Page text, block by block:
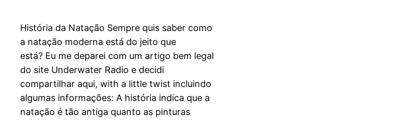
História da Natação Sempre quis saber como
a natação moderna está do jeito que
está? Eu me deparei com um artigo bem legal
do site Underwater Radio e decidi
compartilhar aqui, with a little twist incluindo
algumas informações: A história indica que a
natação é tão antiga quanto as pinturas